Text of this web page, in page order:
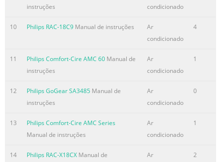
Inhaltsangabe DE 44 Benutzerhandbuch? 44 Registrieren
45 Verpackungsinhalt 46 Übersicht über
Bedienungselemente und Anschlüsse 47 Installieren 47
Anschließen und Laden 47 An PC anschließen 48 Anzeige
der Batteriekapazität auf Ihrem Player 48 Daten
Übertragen von Videodateien 51 Los geht's - Musik hören!
51 Ein-/Ausschalten 51 Hauptmenü 51 Navigation im und
Resumo do conteúdo contido na página número
Benutzerhandbuch? Ein ausführliches
instruções
condicionado
10 Philips RAC-18C9 Manual de instruções
Ar
condicionado
4
11 Philips Comfort-Cire AMC 60 Manual de
instruções
Ar
condicionado
1
12 Philips GoGear SA3485 Manual de
instruções
Ar
condicionado
0
13
Philips Comfort-Cire AMC Series
Manual de instruções
Ar
condicionado
1
14 Philips RAC-X18CX Manual de
Ar
2